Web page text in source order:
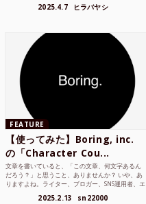
2025.4.7 ヒラバヤシ
FEATURE
【使ってみた】Boring, inc.
の「Character Cou...
文章を書いていると、「この文章、何文字あるん
だろう？」と思うこと、ありませんか？ いや、あ
りますよね。ライター、ブロガー、SNS運用者、エ
2025.2.13 sn22000